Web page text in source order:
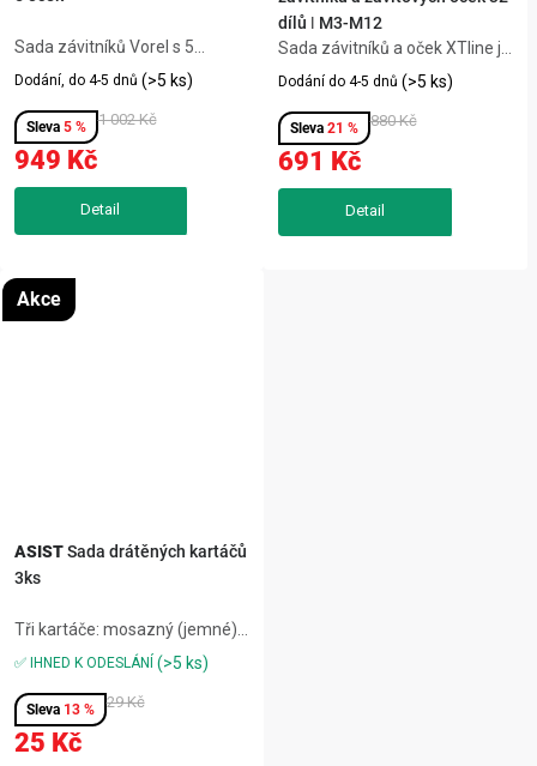
Dodání, do 4-5 dnů (>5 ks)
5 %
949 Kč
1 002 Kč
Sada závitníků Vorel s 5
řezacími hlavami (10–32 mm)
je určena pro rychlé a přesné
řezání trubkových závitů při
instalatérských pracích,
renovacích i na stavbě. Díky
ráčně a...
dílů | M3-M12
Dodání do 4-5 dnů (>5 ks)
21 %
691 Kč
880 Kč
Sada závitníků a oček XTline je
určena pro řezání vnitřních i
vnějších závitů v různých
rozměrech. Obsahuje také
měrku závitů a potřebné nářadí
pro pohodlnou práci. Ideální
pro...
ASIST Sada drátěných kartáčů
3ks
Akce
✅ IHNED K ODESLÁNÍ (>5 ks)
13 %
25 Kč
29 Kč
Tři kartáče: mosazný (jemné),
nylonový (plast, sklo), ocelový
(rez),ergonomické rukojeti, 3
typy štětin, kompaktní k
detailům,vhodné pro dílnu,
autoservis, údržbu, hobby,...